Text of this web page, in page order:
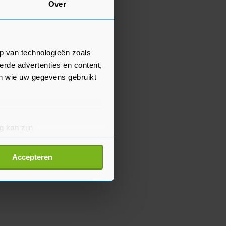
Over
van technologieën zoals
advertenties en content,
wie uw gegevens gebruikt
kan zijn
detailgedeelte
Accepteren